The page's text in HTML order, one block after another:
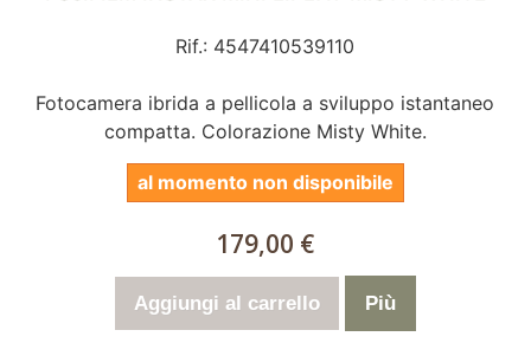
Rif.: 4547410539110
Fotocamera ibrida a pellicola a sviluppo istantaneo
compatta. Colorazione Misty White.
al momento non disponibile
179,00 €
Aggiungi al carrello Più